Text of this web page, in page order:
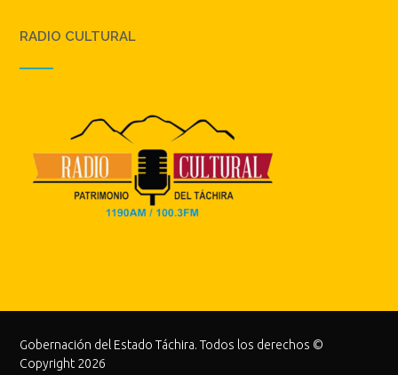
RADIO CULTURAL
Gobernación del Estado Táchira. Todos los derechos ©
Copyright 2026